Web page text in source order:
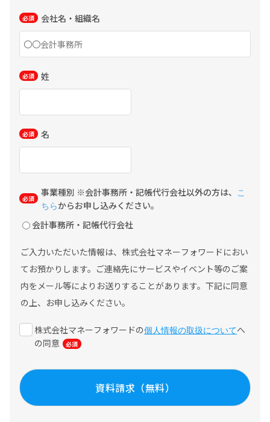
会社名・組織名
姓
名
事業種別 ※会計事務所・記帳代行会社以外の方は、
こ
ちらからお申し込みください。
会計事務所・記帳代行会社
ご入力いただいた情報は、株式会社マネーフォワードにおい
てお預かりします。ご連絡先にサービスやイベント等のご案
内をメール等によりお送りすることがあります。下記に同意
の上、お申し込みください。
株式会社マネーフォワードの個人情報の取扱についてへ
の同意